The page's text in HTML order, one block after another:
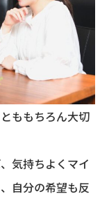
ももちろん大切
気持ちよくマイ
自分の希望も反